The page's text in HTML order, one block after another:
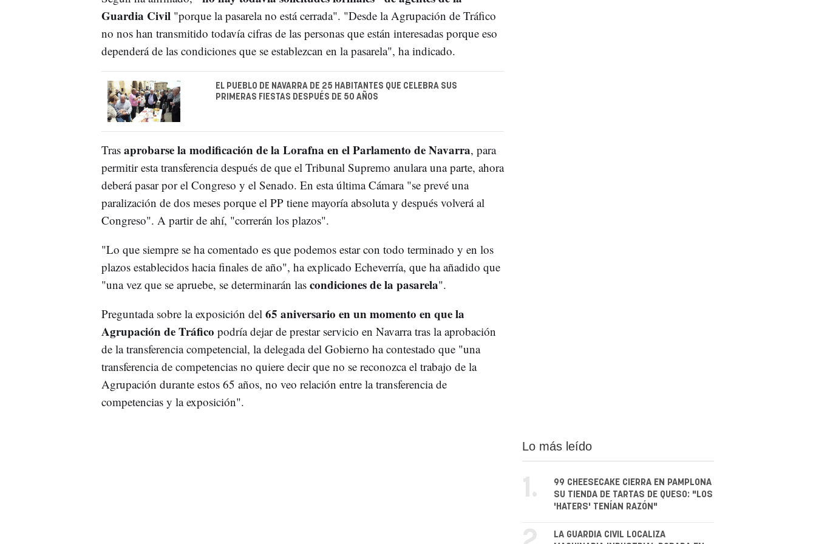
Guardia Civil "porque la pasarela no está cerrada". "Desde la Agrupación de Tráfico
no nos han transmitido todavía cifras de las personas que están interesadas porque eso
dependerá de las condiciones que se establezcan en la pasarela", ha indicado.
EL PUEBLO DE NAVARRA DE 25 HABITANTES QUE CELEBRA SUS
PRIMERAS FIESTAS DESPUÉS DE 50 AÑOS
Tras aprobarse la modificación de la Lorafna en el Parlamento de Navarra, para
permitir esta transferencia después de que el Tribunal Supremo anulara una parte, ahora
deberá pasar por el Congreso y el Senado. En esta última Cámara "se prevé una
paralización de dos meses porque el PP tiene mayoría absoluta y después volverá al
Congreso". A partir de ahí, "correrán los plazos".
"Lo que siempre se ha comentado es que podemos estar con todo terminado y en los
plazos establecidos hacia finales de año", ha explicado Echeverría, que ha añadido que
"una vez que se apruebe, se determinarán las condiciones de la pasarela".
Preguntada sobre la exposición del 65 aniversario en un momento en que la
Agrupación de Tráfico podría dejar de prestar servicio en Navarra tras la aprobación
de la transferencia competencial, la delegada del Gobierno ha contestado que "una
transferencia de competencias no quiere decir que no se reconozca el trabajo de la
Agrupación durante estos 65 años, no veo relación entre la transferencia de
competencias y la exposición".
Lo más leído
1.
99 CHEESECAKE CIERRA EN PAMPLONA
SU TIENDA DE TARTAS DE QUESO: "LOS
'HATERS' TENÍAN RAZÓN"
LA GUARDIA CIVIL LOCALIZA